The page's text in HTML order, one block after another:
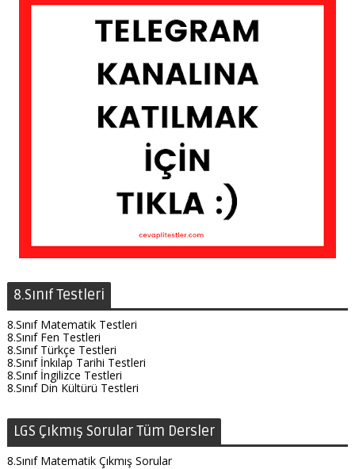
8.Sınıf Testleri
8.Sınıf Matematik Testleri
8.Sınıf Fen Testleri
8.Sınıf Türkçe Testleri
8.Sınıf İnkılap Tarihi Testleri
8.Sınıf İngilizce Testleri
8.Sınıf Din Kültürü Testleri
LGS Çıkmış Sorular Tüm Dersler
8.Sınıf Matematik Çıkmış Sorular